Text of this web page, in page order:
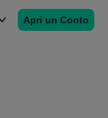
Apri un Conto